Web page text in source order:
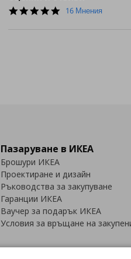
4.9
16 Мнения
Пазаруване в ИКЕА
Брошури ИКЕА
Проектиране и дизайн
Ръководства за закупуване
Гаранции ИКЕА
Ваучер за подарък ИКЕА
Условия за връщане на